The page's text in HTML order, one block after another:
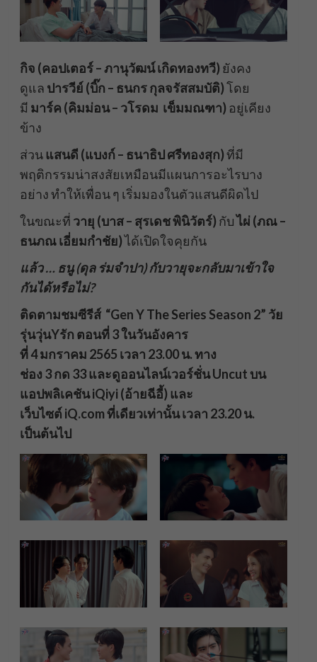
กิจ (คอปเตอร์ – ภานุวัฒน์ เกิดทองทวี) ยังคง
ดูแล ปารวีย์ (บิ๊ก – ธนกร กุลจรัสสมบัติ)โดย
มี มาร์ค (คิมม่อน – วโรดม เข็มมณฑา) อยู่เคียง
ข้าง
ส่วนแสนดี (แบงก์ – ธนาธิป ศรีทองสุก)ที่มี
พฤติกรรมน่าสงสัยเหมือนมีแผนการอะไรบาง
อย่าง ทำให้เพื่อน ๆ เริ่มมองในตัวแสนดีผิดไป
ในขณะที่ วายุ (บาส – สุรเดช พินิวัตร์) กับไผ่ (ภณ –
ธนภณ เอี่ยมกำชัย)ได้เปิดใจคุยกัน
แล้ว… ธนู (ดุล ร่มจำปา) กับวายุจะกลับมาเข้าใจ
กันได้หรือไม่?
ติดตามชมซีรีส์ “Gen Y The Series Season 2” วัย
รุ่นวุ่นYรัก ตอนที่ 3 ในวันอังคาร
ที่ 4 มกราคม 2565 เวลา 23.00 น. ทาง
ช่อง 3 กด 33 และดูออนไลน์เวอร์ชั่น Uncut บน
แอปพลิเคชัน iQiyi (อ้ายฉีอี้) และ
เว็บไซต์ iQ.com ที่เดียวเท่านั้น เวลา 23.20 น.
เป็นต้นไป